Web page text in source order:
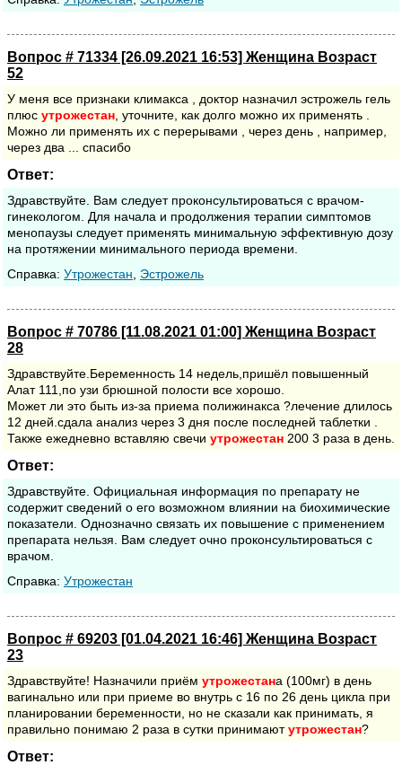
Вопрос # 71334 [26.09.2021 16:53] Женщина Возраст
52
У меня все признаки климакса , доктор назначил эстрожель гель
плюс утрожестан , уточните, как долго можно их применять .
Можно ли применять их с перерывами , через день , например,
через два ... спасибо
Ответ:
Здравствуйте. Вам следует проконсультироваться с врачом-
гинекологом. Для начала и продолжения терапии симптомов
менопаузы следует применять минимальную эффективную дозу
на протяжении минимального периода времени.
Cправка: Утрожестан Эстрожель
Вопрос # 70786 [11.08.2021 01:00] Женщина Возраст
28
Здравствуйте.Беременность 14 недель,пришёл повышенный
Алат 111,по узи брюшной полости все хорошо.
Может ли это быть из-за приема полижинакса ?лечение длилось
12 дней.сдала анализ через 3 дня после последней таблетки .
Также ежедневно вставляю свечи утрожестан 200 3 раза в день.
Ответ:
Здравствуйте. Официальная информация по препарату не
содержит сведений о его возможном влиянии на биохимические
показатели. Однозначно связать их повышение с применением
препарата нельзя. Вам следует очно проконсультироваться с
врачом.
Cправка: Утрожестан
Вопрос # 69203 [01.04.2021 16:46] Женщина Возраст
23
Здравствуйте! Назначили приём утрожестана (100мг) в день
вагинально или при приеме во внутрь с 16 по 26 день цикла при
планировании беременности, но не сказали как принимать, я
правильно понимаю 2 раза в сутки принимаютутрожестан?
Ответ: